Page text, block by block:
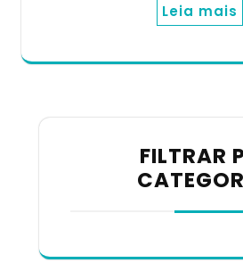
Leia mais
FILTRAR